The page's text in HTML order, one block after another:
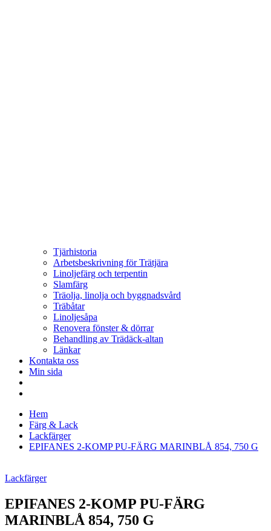
Tjärhistoria
Arbetsbeskrivning för Trätjära
Linoljefärg och terpentin
Slamfärg
Träolja, linolja och byggnadsvård
Träbåtar
Linoljesåpa
Renovera fönster & dörrar
Behandling av Trädäck-altan
Länkar
Kontakta oss
Min sida
Hem
Färg & Lack
Lackfärger
EPIFANES 2-KOMP PU-FÄRG MARINBLÅ 854, 750 G
Lackfärger
EPIFANES 2-KOMP PU-FÄRG
MARINBLÅ 854, 750 G